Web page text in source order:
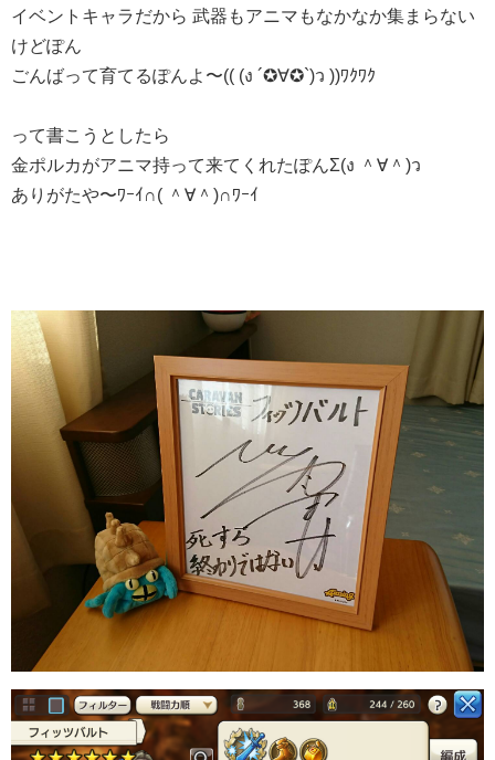
イベントキャラだから 武器もアニマもなかなか集まらない
けどぽん
ごんばって育てるぽんよ〜(( (ง ´✪∀✪`)ว ))ﾜｸﾜｸ
って書こうとしたら
金ポルカがアニマ持って来てくれたぽんΣ(ง ＾∀＾)ว
ありがたや〜ﾜｰｲ∩( ＾∀＾)∩ﾜｰｲ